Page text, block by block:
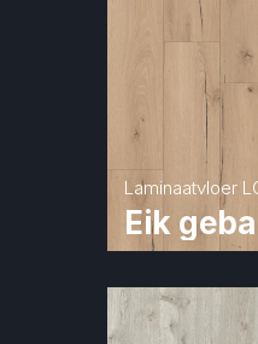
Laminaatvloer
Eik